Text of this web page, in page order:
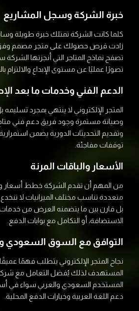
خبرة الشركة وسجل المشاريع
كلما كانت الشركة تمتلك خبرة طويلة
زادت فرص حصولك على متجر مصمم وفق
تصفح نماذج المتاجر التي أنجزتها
تصورًا عمليًا عن مستوى الإبداع والالتزام
الدعم الفني وخدمات ما بعد
المتجر الإلكتروني لا ينتهي بمجرد تسليمه
وصيانة مستمرة وجود فريق دعم فني
وتقديم التحديثات الدورية يضمن
توقفات مفاجئة.
الأسعار والباقات المرنة
من المهم أن تقدم الشركة خطط أسعار
متعددة تناسب مختلف الميزانيات لا
بل قارن بين ما يتضمنه العرض من خدمات
الاستضافة، أو التكامل مع بوابات الدفع.
التوافق مع السوق السعودي
نجاح المتجر الإلكتروني يتطلب فهمًا
المستهدف لذلك يُفضل التعامل مع
المستخدم السعودي والعربي سواء في
دعم اللغة العربية وخيارات الدفع المحلية.